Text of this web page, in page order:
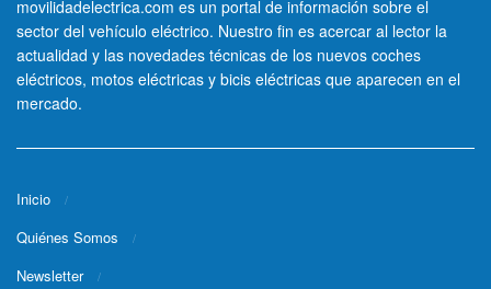
movilidadelectrica.com es un portal de información sobre el
sector del vehículo eléctrico. Nuestro fin es acercar al lector la
actualidad y las novedades técnicas de los nuevos coches
eléctricos, motos eléctricas y bicis eléctricas que aparecen en el
mercado.
Inicio
Quiénes Somos
Newsletter